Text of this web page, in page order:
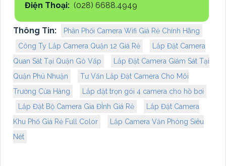
Điện Thoại: (028) 6688.4949
Thông Tin:
Phân Phối Camera Wifi Giá Rẻ Chính Hãng
Công Ty Lắp Camera Quận 12 Giá Rẻ
Lắp Đặt Camera
Quan Sát Tại Quận Gò Vấp
Lắp Đặt Camera Giám Sát Tại
Quận Phú Nhuận
Tư Vấn Lắp Đặt Camera Cho Môi
Trường Cửa Hàng
Lắp đặt trọn gói 4 camera cho hồ bơi
Lắp Đặt Bộ Camera Gia ĐÌnh Giá Rẻ
Lắp Đặt Camera
Khu Phố Giá Rẻ Full Color
Lắp Camera Văn Phòng Siêu
Nét